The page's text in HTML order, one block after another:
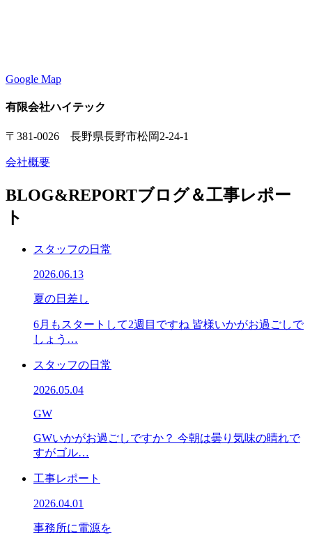
Google Map
有限会社ハイテック
〒381-0026 長野県長野市松岡2-24-1
会社概要
BLOG&REPORTブログ＆工事レポー
ト
スタッフの日常
2026.06.13
夏の日差し
6月もスタートして2週目ですね 皆様いかがお過ごしで
しょう…
スタッフの日常
2026.05.04
GW
GWいかがお過ごしですか？ 今朝は曇り気味の晴れで
すがゴル…
工事レポート
2026.04.01
事務所に電源を